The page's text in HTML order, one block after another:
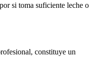
si toma suficiente leche o
constituye un